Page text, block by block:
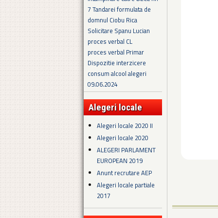
7 Tandarei formulata de
domnul Ciobu Rica
Solicitare Spanu Lucian
proces verbal CL
proces verbal Primar
Dispozitie interzicere
consum alcool alegeri
09.06.2024
Alegeri locale
Alegeri locale 2020 II
Alegeri locale 2020
ALEGERI PARLAMENT
EUROPEAN 2019
Anunt recrutare AEP
Alegeri locale partiale
2017